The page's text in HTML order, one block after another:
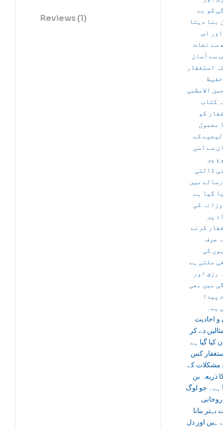
Reviews (1)
کو بے
بنا دیتا
اس
سے نجات
سے آسان
استغفار
الاعظمی
کتاب
کو
معمول
کے
سے اسی
پر
ڈالتی
میں
گیا ہے
کی
پر
کرنے
صرف
کی
ملتی ہے
رزق اور
میں بھی
پیدا
ہے۔
و احادیث
دے کر
کیا گیا ہے
کس
کے
ذریعہ بن
ہے۔ جو لوگ
روحانی
بہتر بنانا
ہیں اور دل